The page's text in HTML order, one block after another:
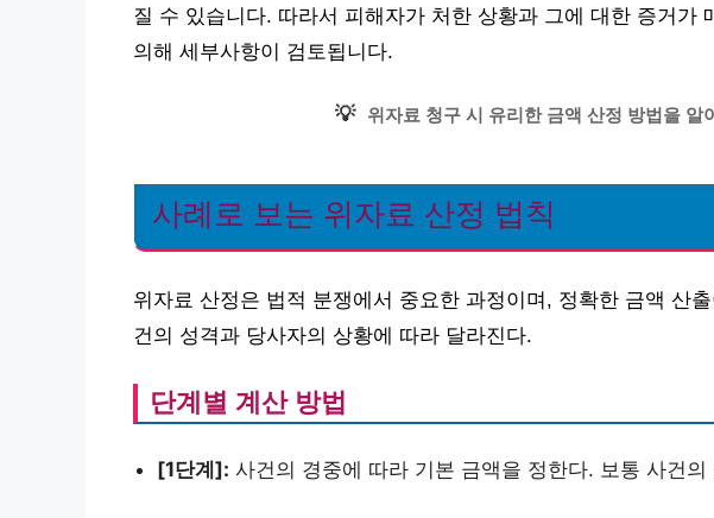
질 수 있습니다. 따라서 피해자가 처한 상황과 그에 대한 증거가
의해 세부사항이 검토됩니다.
💡 위자료 청구 시 유리한 금액 산정 방법을 알
사례로 보는 위자료 산정 법칙
위자료 산정은 법적 분쟁에서 중요한 과정이며, 정확한 금액 산
건의 성격과 당사자의 상황에 따라 달라진다.
단계별 계산 방법
[1단계]: 사건의 경중에 따라 기본 금액을 정한다. 보통 사건